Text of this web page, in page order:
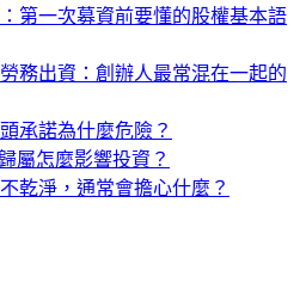
第一次募資前要懂的股權基本語
務出資：創辦人最常混在一起的
承諾為什麼危險？
屬怎麼影響投資？
乾淨，通常會擔心什麼？